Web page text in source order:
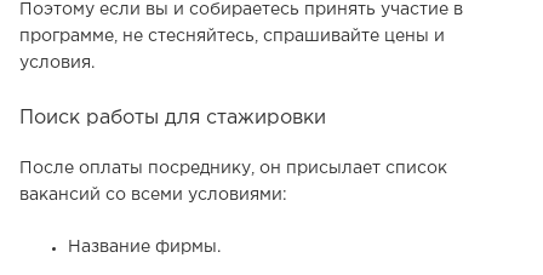
Поэтому если вы и собираетесь принять участие в
программе, не стесняйтесь, спрашивайте цены и
условия.
Поиск работы для стажировки
После оплаты посреднику, он присылает список
вакансий со всеми условиями:
Название фирмы.